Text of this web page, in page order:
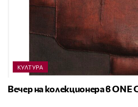
КУЛТУРА
Вечер на колекционера в ONE